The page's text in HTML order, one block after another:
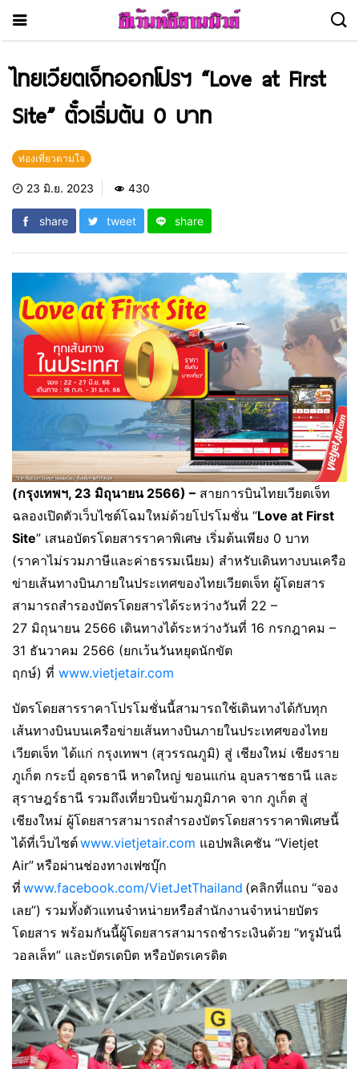
ไทยเวียตเจ็ทออกโปรฯ “Love at First
Site” ตั๋วเริ่มต้น 0 บาท
ท่องเที่ยวตามใจ
23 มิ.ย. 2023 430
share tweet share
(กรุงเทพฯ, 23 มิถุนายน 2566) – สายการบินไทยเวียตเจ็ท
ฉลองเปิดตัวเว็บไซต์โฉมใหม่ด้วยโปรโมชั่น “Love at First
Site” เสนอบัตรโดยสารราคาพิเศษ เริ่มต้นเพียง 0 บาท
(ราคาไม่รวมภาษีและค่าธรรมเนียม) สำหรับเดินทางบนเครือ
ข่ายเส้นทางบินภายในประเทศของไทยเวียตเจ็ท ผู้โดยสาร
สามารถสำรองบัตรโดยสารได้ระหว่างวันที่ 22 –
27 มิถุนายน 2566 เดินทางได้ระหว่างวันที่ 16 กรกฎาคม –
31 ธันวาคม 2566 (ยกเว้นวันหยุดนักขัต
ฤกษ์) ที่ www.vietjetair.com
บัตรโดยสารราคาโปรโมชั่นนี้สามารถใช้เดินทางได้กับทุก
เส้นทางบินบนเครือข่ายเส้นทางบินภายในประเทศของไทย
เวียตเจ็ท ได้แก่ กรุงเทพฯ (สุวรรณภูมิ) สู่ เชียงใหม่ เชียงราย
ภูเก็ต กระบี่ อุดรธานี หาดใหญ่ ขอนแก่น อุบลราชธานี และ
สุราษฎร์ธานี รวมถึงเที่ยวบินข้ามภูมิภาค จาก ภูเก็ต สู่
เชียงใหม่ ผู้โดยสารสามารถสำรองบัตรโดยสารราคาพิเศษนี้
ได้ที่เว็บไซต์www.vietjetair.com แอปพลิเคชัน “Vietjet
Air” หรือผ่านช่องทางเฟซบุ๊ก
ที่ www.facebook.com/VietJetThailand (คลิกที่แถบ “จอง
เลย”) รวมทั้งตัวแทนจำหน่ายหรือสำนักงานจำหน่ายบัตร
โดยสาร พร้อมกันนี้ผู้โดยสารสามารถชำระเงินด้วย “ทรูมันนี่
วอลเล็ท” และบัตรเดบิต หรือบัตรเครดิต